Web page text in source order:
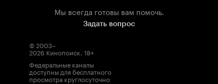
Мы всегда готовы вам помочь.
Задать вопрос
© 2003–
2026 Кинопоиск. 18+
Федеральные каналы
доступны для бесплатного
просмотра круглосуточно